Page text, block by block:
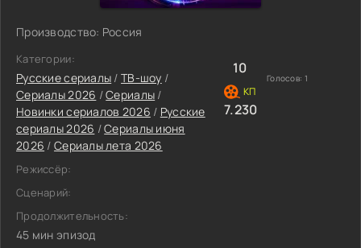
Производство: Россия
Категории:
Русские сериалы /ТВ-шоу /
Сериалы 2026 /Сериалы /
Новинки сериалов 2026 / Русские
сериалы 2026 /Сериалы июня
2026 / Сериалы лета 2026
Режиссёр:
Сценарий:
Продолжительность:
45 мин эпизод
10
Голосов: 1
7.230